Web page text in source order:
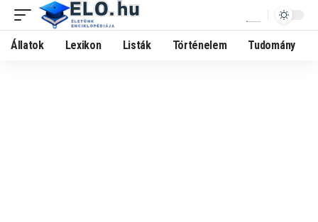
Állatok Lexikon Listák Történelem Tudomány